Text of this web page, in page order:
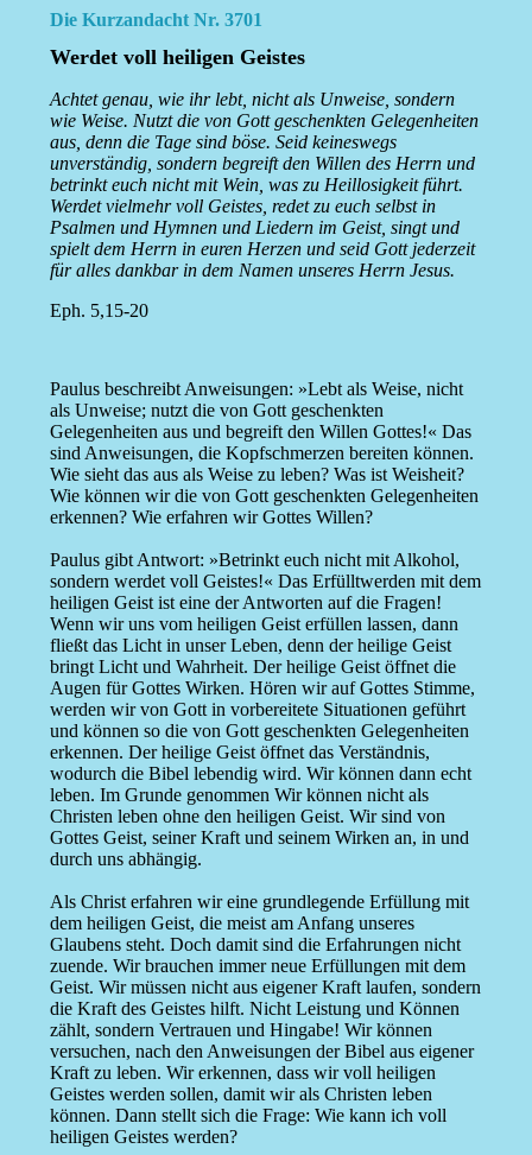
Die Kurzandacht Nr. 3701
Werdet voll heiligen Geistes
Achtet genau, wie ihr lebt, nicht als Unweise, sondern
wie Weise. Nutzt die von Gott geschenkten Gelegenheiten
aus, denn die Tage sind böse. Seid keineswegs
unverständig, sondern begreift den Willen des Herrn und
betrinkt euch nicht mit Wein, was zu Heillosigkeit führt.
Werdet vielmehr voll Geistes, redet zu euch selbst in
Psalmen und Hymnen und Liedern im Geist, singt und
spielt dem Herrn in euren Herzen und seid Gott jederzeit
für alles dankbar in dem Namen unseres Herrn Jesus.
Eph. 5,15-20
Paulus beschreibt Anweisungen: »Lebt als Weise, nicht
als Unweise; nutzt die von Gott geschenkten
Gelegenheiten aus und begreift den Willen Gottes!« Das
sind Anweisungen, die Kopfschmerzen bereiten können.
Wie sieht das aus als Weise zu leben? Was ist Weisheit?
Wie können wir die von Gott geschenkten Gelegenheiten
erkennen? Wie erfahren wir Gottes Willen?
Paulus gibt Antwort: »Betrinkt euch nicht mit Alkohol,
sondern werdet voll Geistes!« Das Erfülltwerden mit dem
heiligen Geist ist eine der Antworten auf die Fragen!
Wenn wir uns vom heiligen Geist erfüllen lassen, dann
fließt das Licht in unser Leben, denn der heilige Geist
bringt Licht und Wahrheit. Der heilige Geist öffnet die
Augen für Gottes Wirken. Hören wir auf Gottes Stimme,
werden wir von Gott in vorbereitete Situationen geführt
und können so die von Gott geschenkten Gelegenheiten
erkennen. Der heilige Geist öffnet das Verständnis,
wodurch die Bibel lebendig wird. Wir können dann echt
leben. Im Grunde genommen Wir können nicht als
Christen leben ohne den heiligen Geist. Wir sind von
Gottes Geist, seiner Kraft und seinem Wirken an, in und
durch uns abhängig.
Als Christ erfahren wir eine grundlegende Erfüllung mit
dem heiligen Geist, die meist am Anfang unseres
Glaubens steht. Doch damit sind die Erfahrungen nicht
zuende. Wir brauchen immer neue Erfüllungen mit dem
Geist. Wir müssen nicht aus eigener Kraft laufen, sondern
die Kraft des Geistes hilft. Nicht Leistung und Können
zählt, sondern Vertrauen und Hingabe! Wir können
versuchen, nach den Anweisungen der Bibel aus eigener
Kraft zu leben. Wir erkennen, dass wir voll heiligen
Geistes werden sollen, damit wir als Christen leben
können. Dann stellt sich die Frage: Wie kann ich voll
heiligen Geistes werden?